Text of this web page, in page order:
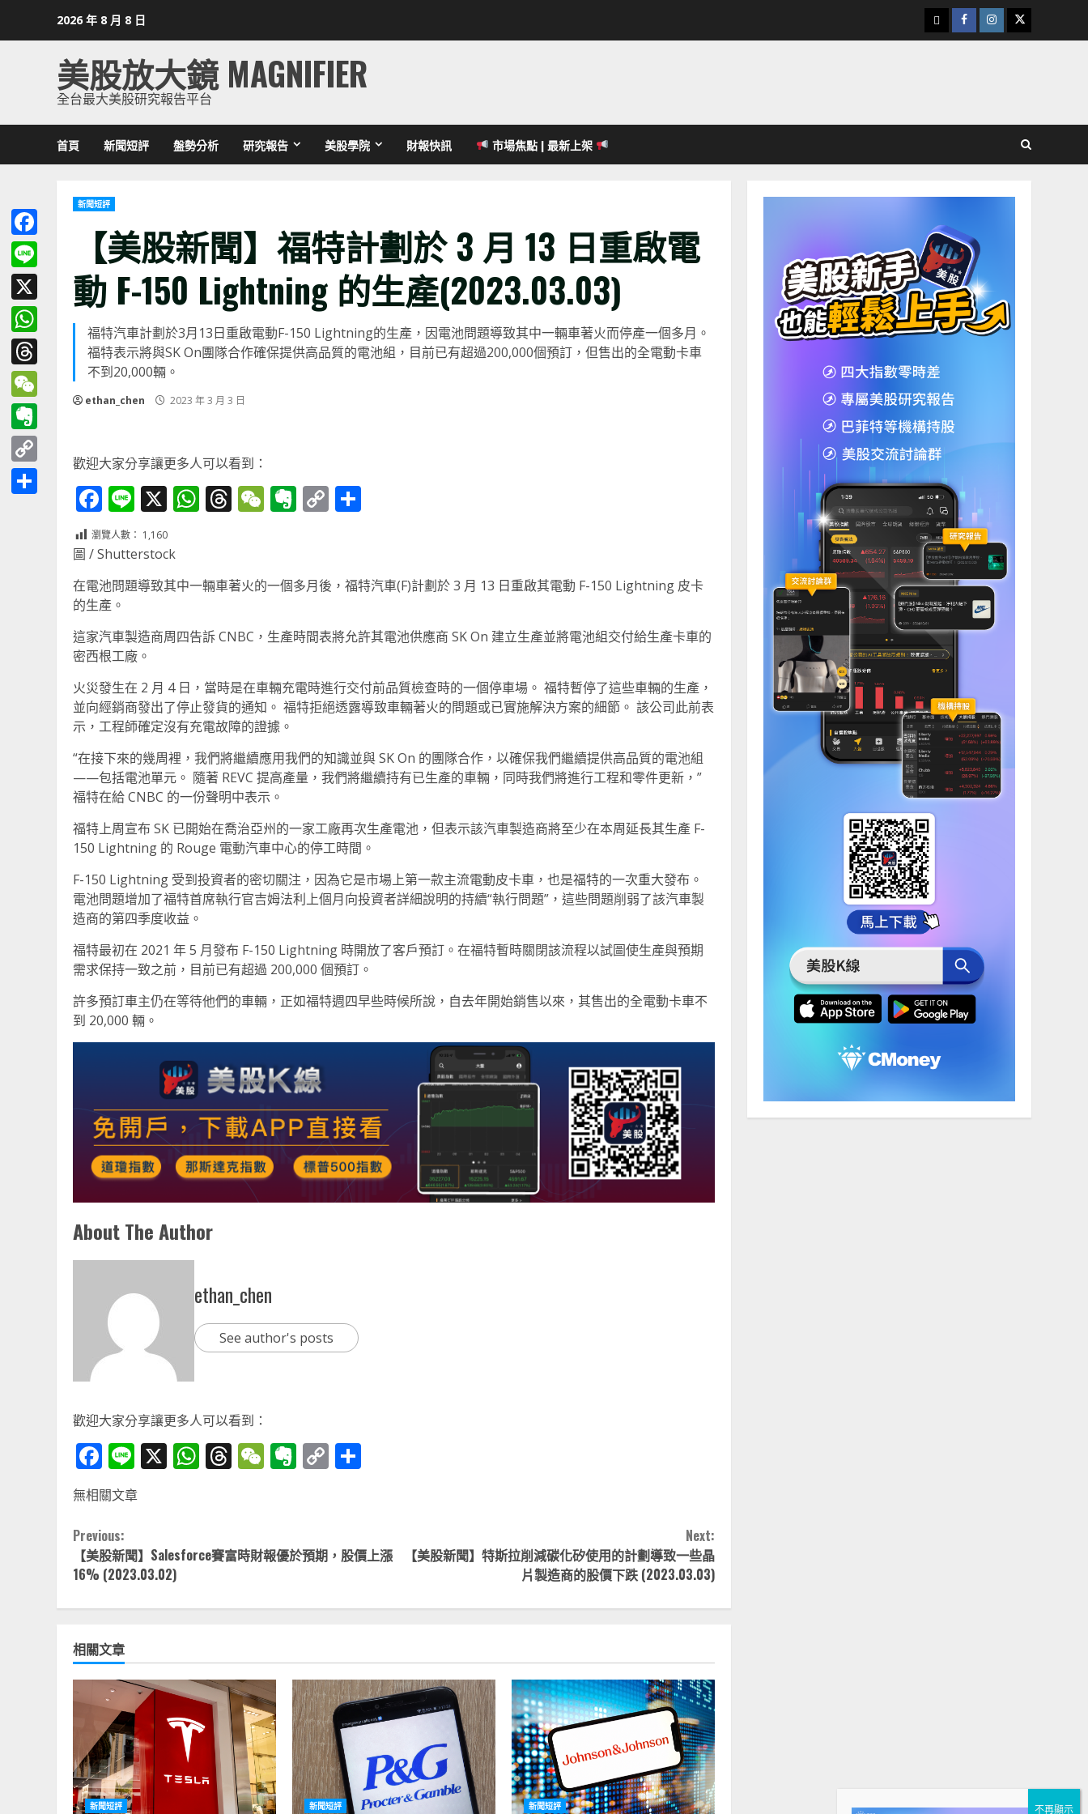
2026 年 8 月 8 日
下
載
Facebook
Instagram
Twitter
美股放大鏡 MAGNIFIER
全台最大美股研究報告平台
首頁 新聞短評 盤勢分析 研究報告 美股學院 財報快訊 市場焦點 | 最新上架
新聞短評
【美股新聞】福特計劃於 3 月 13 日重啟電
動 F-150 Lightning 的生產(2023.03.03)
福特汽車計劃於3月13日重啟電動F-150 Lightning的生產，因電池問題導致其中一輛車著火而停產一個多月。
福特表示將與SK On團隊合作確保提供高品質的電池組，目前已有超過200,000個預訂，但售出的全電動卡車
不到20,000輛。
ethan_chen 2023 年 3 月 3 日
歡迎大家分享讓更多人可以看到：
Facebook
Line
X WhatsApp
Threads
WeChat
Evernote
Copy
瀏覽人數： 1,160
圖 / Shutterstock
在電池問題導致其中一輛車著火的一個多月後，福特汽車(F)計劃於 3 月 13 日重啟其電動 F-150 Lightning 皮卡
的生產。
這家汽車製造商周四告訴 CNBC，生產時間表將允許其電池供應商 SK On 建立生產並將電池組交付給生產卡車的
密西根工廠。
火災發生在 2 月 4 日，當時是在車輛充電時進行交付前品質檢查時的一個停車場。 福特暫停了這些車輛的生產，
並向經銷商發出了停止發貨的通知。 福特拒絕透露導致車輛著火的問題或已實施解決方案的細節。 該公司此前表
示，工程師確定沒有充電故障的證據。
“在接下來的幾周裡，我們將繼續應用我們的知識並與 SK On 的團隊合作，以確保我們繼續提供高品質的電池組
——包括電池單元。 隨著 REVC 提高產量，我們將繼續持有已生產的車輛，同時我們將進行工程和零件更新，”
福特在給 CNBC 的一份聲明中表示。
福特上周宣布 SK 已開始在喬治亞州的一家工廠再次生產電池，但表示該汽車製造商將至少在本周延長其生產 F-
150 Lightning 的 Rouge 電動汽車中心的停工時間。
F-150 Lightning 受到投資者的密切關注，因為它是市場上第一款主流電動皮卡車，也是福特的一次重大發布。
電池問題增加了福特首席執行官吉姆法利上個月向投資者詳細說明的持續“執行問題”，這些問題削弱了該汽車製
造商的第四季度收益。
福特最初在 2021 年 5 月發布 F-150 Lightning 時開放了客戶預訂。在福特暫時關閉該流程以試圖使生產與預期
需求保持一致之前，目前已有超過 200,000 個預訂。
許多預訂車主仍在等待他們的車輛，正如福特週四早些時候所說，自去年開始銷售以來，其售出的全電動卡車不
到 20,000 輛。
About The Author
ethan_chen
See author's posts
歡迎大家分享讓更多人可以看到：
Facebook
Line
X WhatsApp
Threads
WeChat
Evernote
Copy
無相關文章
Continue
Reading
Previous:
【美股新聞】Salesforce賽富時財報優於預期，股價上漲
16% (2023.03.02)
Next:
【美股新聞】特斯拉削減碳化矽使用的計劃導致一些晶
片製造商的股價下跌 (2023.03.03)
相關文章
新聞短評 新聞短評 新聞短評
Facebook
Line
X
WhatsApp
Threads
WeChat
Evernote
Copy